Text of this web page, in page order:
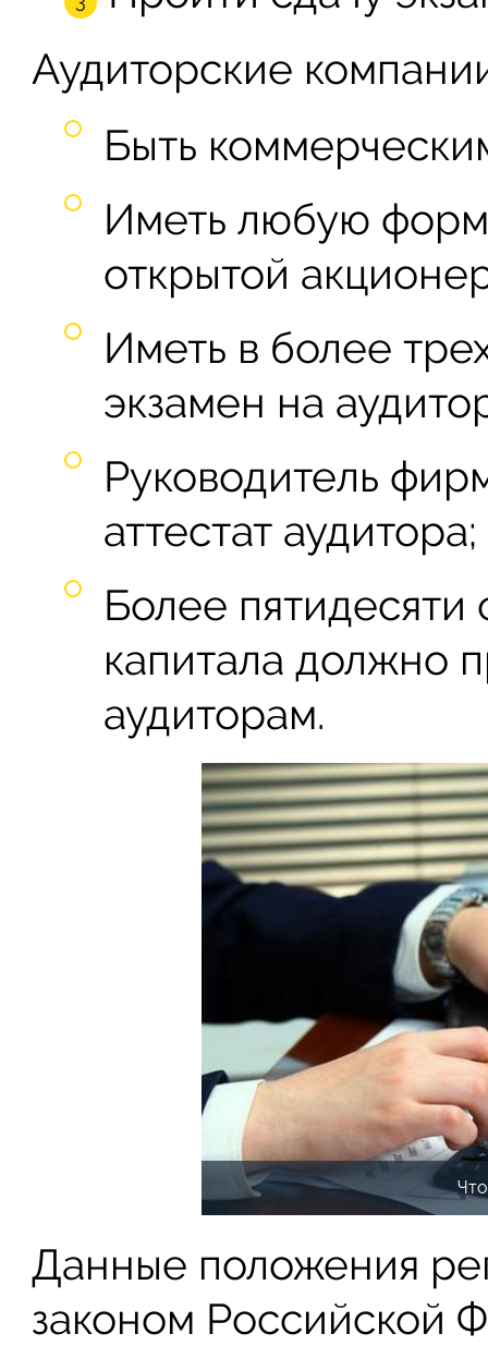
Аудиторские
Быть
Иметь любую
открытой
Иметь в более
экзамен на
Руководитель
аттестат аудитора;
Более пятидесяти
капитала должно
аудиторам.
Данные положения
законом Российской